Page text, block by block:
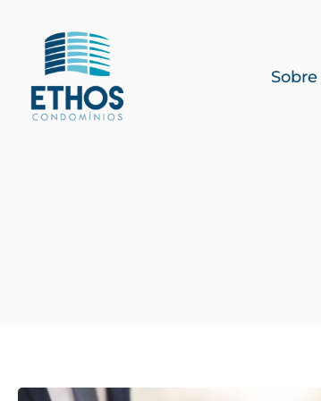
Sobre